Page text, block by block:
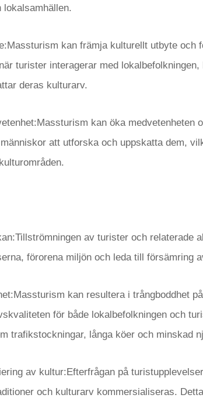
lokalsamhällen.
kan främja kulturellt utbyte och
turister interagerar med
deras kulturarv.
kan öka medvetenheten
att utforska och uppskatta dem,
av turister och relaterade
förorena miljön och leda till försämring
kan resultera i trångboddhet
för både lokalbefolkningen och
trafikstockningar, långa köer och minskad
av kultur:Efterfrågan på
och kulturarv kommersialiseras.